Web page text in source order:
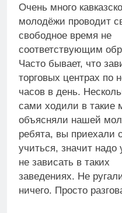
Очень много
молодёжи проводит
свободное время не
соответствующим
Часто бывает, что
торговых центрах по
часов в день.
сами ходили в такие
объясняли нашей
ребята, вы приехали
учиться, значит надо
не зависать в таких
заведениях. Не
ничего. Просто